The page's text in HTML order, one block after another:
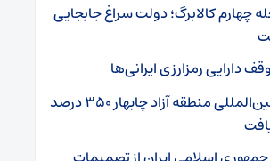
چهارم کالابرگ؛ دولت سراغ جابجایی
دارایی رمزارزی ایرانی‌ها
ترانزیت بین‌المللی منطقه آزاد چابهار ۳۵۰ درصد